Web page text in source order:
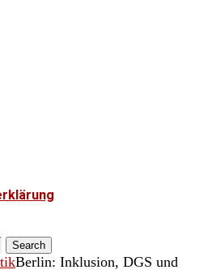
Search
Berlin: Inklusion, DGS und